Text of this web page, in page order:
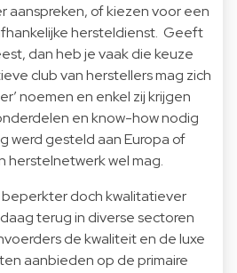
aanspreken, of kiezen voor een
hersteldienst. Geeft
dan heb je vaak die keuze
club van herstellers mag zich
noemen en enkel zij krijgen
en know-how nodig
werd gesteld aan Europa of
herstelnetwerk wel mag.
doch kwalitatiever
terug in diverse sectoren
de kwaliteit en de luxe
aanbieden op de primaire